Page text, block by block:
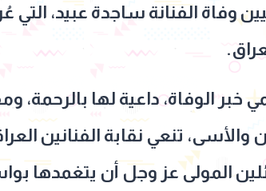
وفاة الفنانة ساجدة عبيد،
خبر الوفاة، داعية لها بالرحمة،
تنعي نقابة الفنانين
المولى عز وجل أن يتغمدها